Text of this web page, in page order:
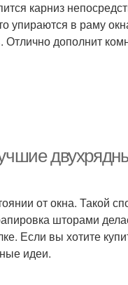
карниз
упираются в раму
дополнит
от окна. Такой
шторами
Если вы хотите
идеи.